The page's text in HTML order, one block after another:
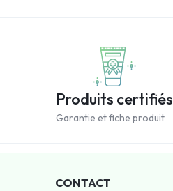
Produits certifiés
Garantie et fiche produit
CONTACT